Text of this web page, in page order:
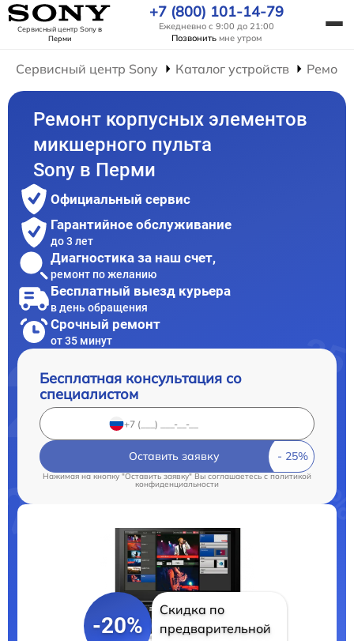
Сервисный центр Sonyв
Перми
+7 (800) 101-14-79
Ежедневно с 9:00 до 21:00
Позвонить мне утром
Сервисный центр Sony Каталог устройств
Ремонт корпусных элементов
микшерного пульта
Sony в Перми
Официальный сервис
Гарантийное обслуживание
до 3 лет
Диагностика за наш счет,
ремонт по желанию
Бесплатный выезд курьера
в день обращения
Срочный ремонт
от 35 минут
Бесплатная консультация со
специалистом
Оставить заявку
Нажимая на кнопку "Оставить заявку" Вы соглашаетесь cполитикой
конфиденциальности
-20%
Скидка по
предварительной